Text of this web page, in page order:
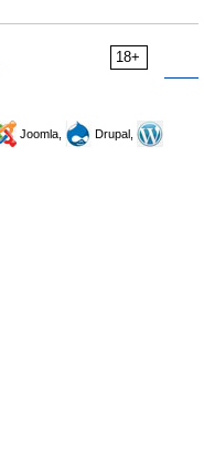
18+
Joomla,
Drupal,